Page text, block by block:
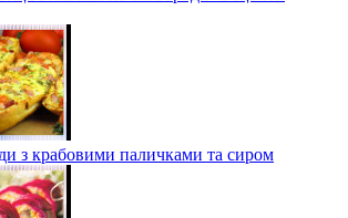
з крабовими паличками та сиром